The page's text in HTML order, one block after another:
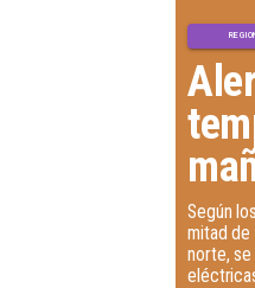
Según
mitad de
norte,